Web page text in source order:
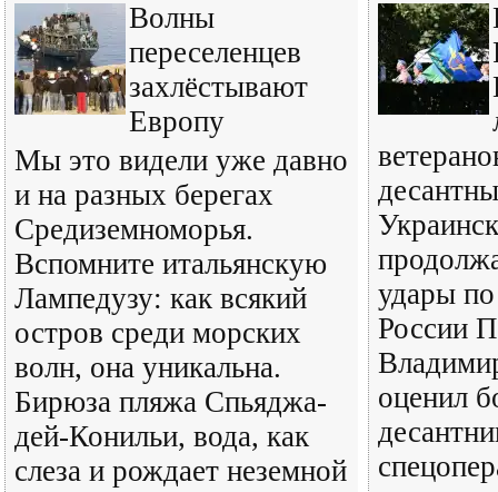
Волны
переселенцев
захлёстывают
Европу
Мы это видели уже давно
и на разных берегах
Средиземноморья.
Вспомните итальянскую
Лампедузу: как всякий
остров среди морских
волн, она уникальна.
Бирюза пляжа Спьяджа-
дей-Конильи, вода, как
слеза и рождает неземной
удары
России
оценил